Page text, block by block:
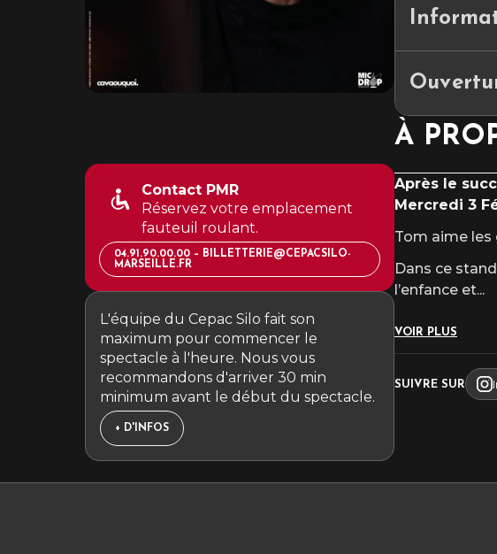
Contact PMR
Réservez votre emplacement
fauteuil roulant.
04.91.90.00.00 – BILLETTERIE@CEPACSILO-
MARSEILLE.FR
L'équipe du Cepac Silo fait son
maximum pour commencer le
spectacle à l'heure. Nous vous
recommandons d'arriver 30 min
minimum avant le début du spectacle.
+ D'INFOS
Ce petit
Places limitées –
ACCÈ S &
Les
🪑 Placement
🚪 Ouverture
À
Après le
Mercredi 3
Tom aime les
Dans ce
l’enfance et...
VOIR PLUS
SUIVRE SUR